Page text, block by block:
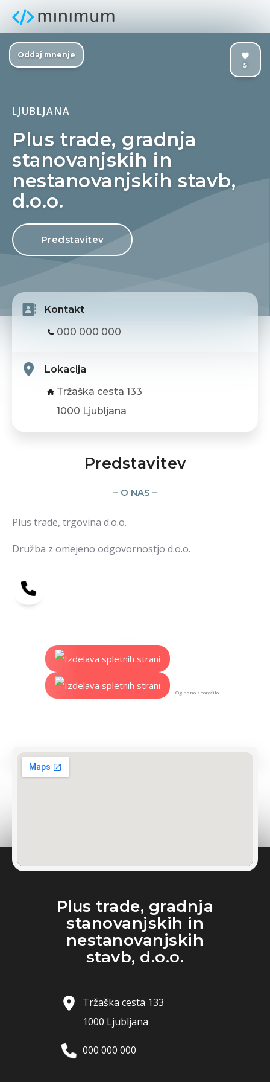
5
Oddaj mnenje
LJUBLJANA
Plus trade, gradnja
stanovanjskih in
nestanovanjskih stavb,
d.o.o.
Predstavitev
Kontakt
000 000 000
Lokacija
Tržaška cesta 133
1000 Ljubljana
Predstavitev
– O NAS –
Plus trade, trgovina d.o.o.
Družba z omejeno odgovornostjo d.o.o.
Oglasno sporočilo
Plus trade, gradnja
stanovanjskih in
nestanovanjskih
stavb, d.o.o.
Tržaška cesta 133
1000 Ljubljana
000 000 000